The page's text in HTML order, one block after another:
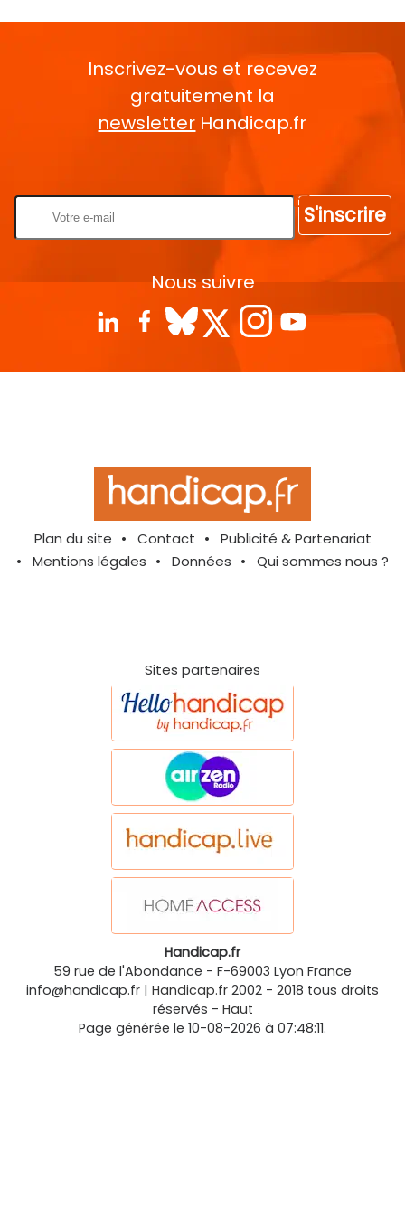
Inscrivez-vous et recevez
gratuitement la
newsletter Handicap.fr
S'inscrire
Nous suivre
Plan du site Contact
Publicité & Partenariat
Mentions légales
Données Qui sommes nous ?
Sites partenaires
Handicap.fr
59 rue de l'Abondance - F-69003 Lyon France
info@handicap.fr | Handicap.fr 2002 - 2018 tous droits
réservés - Haut
Page générée le 10-08-2026 à 07:48:11.